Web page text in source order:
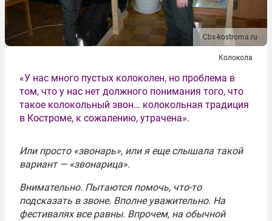
Cbs-kostroma.ru
Колокола
«У нас много пустых колоколен, но проблема в
том, что у нас нет должного понимания того, что
такое колокольный звон… колокольная традиция
в Костроме, к сожалению, утрачена».
Или просто «звонарь», или я еще слышала такой
вариант — «звонарица».
Внимательно. Пытаются помочь, что-то
подсказать в звоне. Вполне уважительно. На
фестивалях все равны. Впрочем, на обычной